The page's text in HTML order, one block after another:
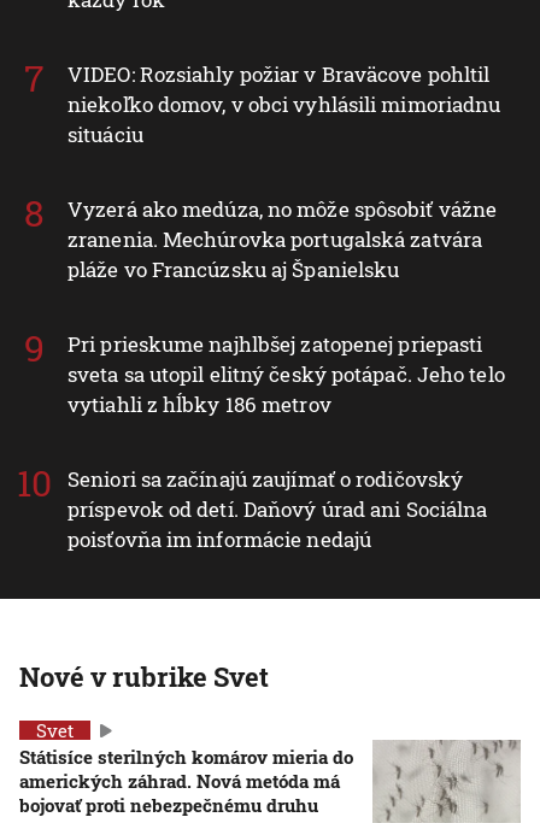
VIDEO: Rozsiahly požiar v Braväcove pohltil
niekoľko domov, v obci vyhlásili mimoriadnu
situáciu
Vyzerá ako medúza, no môže spôsobiť vážne
zranenia. Mechúrovka portugalská zatvára
pláže vo Francúzsku aj Španielsku
Pri prieskume najhlbšej zatopenej priepasti
sveta sa utopil elitný český potápač. Jeho telo
vytiahli z hĺbky 186 metrov
Seniori sa začínajú zaujímať o rodičovský
príspevok od detí. Daňový úrad ani Sociálna
poisťovňa im informácie nedajú
Nové v rubrike Svet
Svet
Státisíce sterilných komárov mieria do
amerických záhrad. Nová metóda má
bojovať proti nebezpečnému druhu